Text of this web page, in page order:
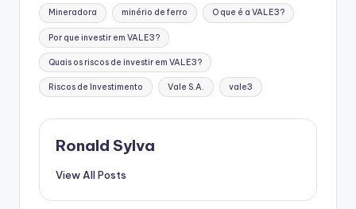
Mineradora minério de ferro O que é a VALE3?
Por que investir em VALE3?
Quais os riscos de investir em VALE3?
Riscos de Investimento Vale S.A. vale3
Ronald Sylva
View All Posts